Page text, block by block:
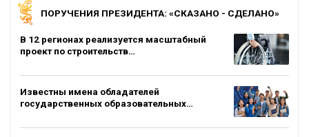
ПОРУЧЕНИЯ ПРЕЗИДЕНТА: «СКАЗАНО - СДЕЛАНО»
В 12 регионах реализуется масштабный
проект по строительств…
Известны имена обладателей
государственных образовательных…